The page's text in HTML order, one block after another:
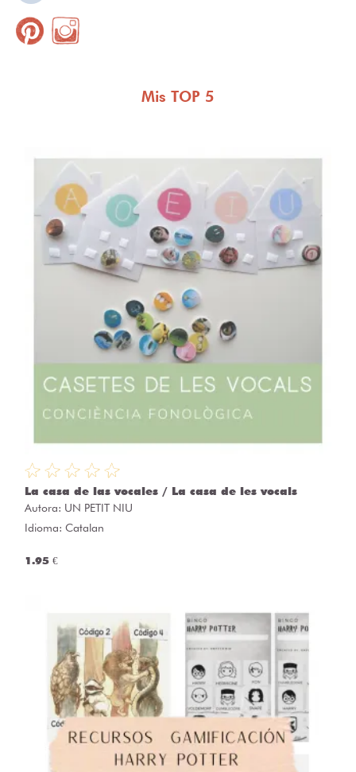
Mis TOP 5
La casa de las vocales / La casa de les vocals
Autora: UN PETIT NIU
Idioma: Catalan
1.95 €